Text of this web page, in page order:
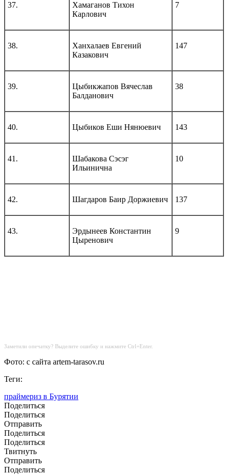
37.
Хамаганов Тихон
Карлович
7
38.
Ханхалаев Евгений
Казакович
147
39.
Цыбикжапов Вячеслав
Балданович
38
40. Цыбиков Еши Нянюевич 143
41.
Шабакова Сэсэг
Ильинична
10
42. Шагдаров Баир Доржиевич 137
43.
Эрдынеев Константин
Цыренович
9
Заметили опечатку? Выделите ошибку и нажмите Ctrl+Enter.
Фото: с сайта artem-tarasov.ru
Теги:
праймериз в Бурятии
Поделиться
Поделиться
Отправить
Поделиться
Поделиться
Твитнуть
Отправить
Поделиться